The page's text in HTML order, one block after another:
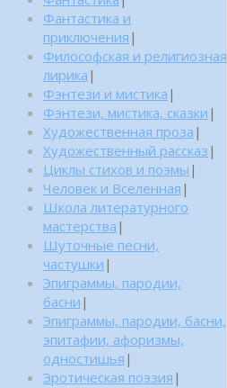
Фантастика и
приключения |
Философская и религиозная
лирика |
Фэнтези и мистика |
Фэнтези, мистика, сказки |
Художественная проза |
Художественный рассказ |
Циклы стихов и поэмы |
Человек и Вселенная |
Школа литературного
мастерства |
Шуточные песни,
частушки |
Эпиграммы, пародии,
басни |
Эпиграммы, пародии, басни,
эпитафии, афоризмы,
одностишья |
Эротическая поэзия |